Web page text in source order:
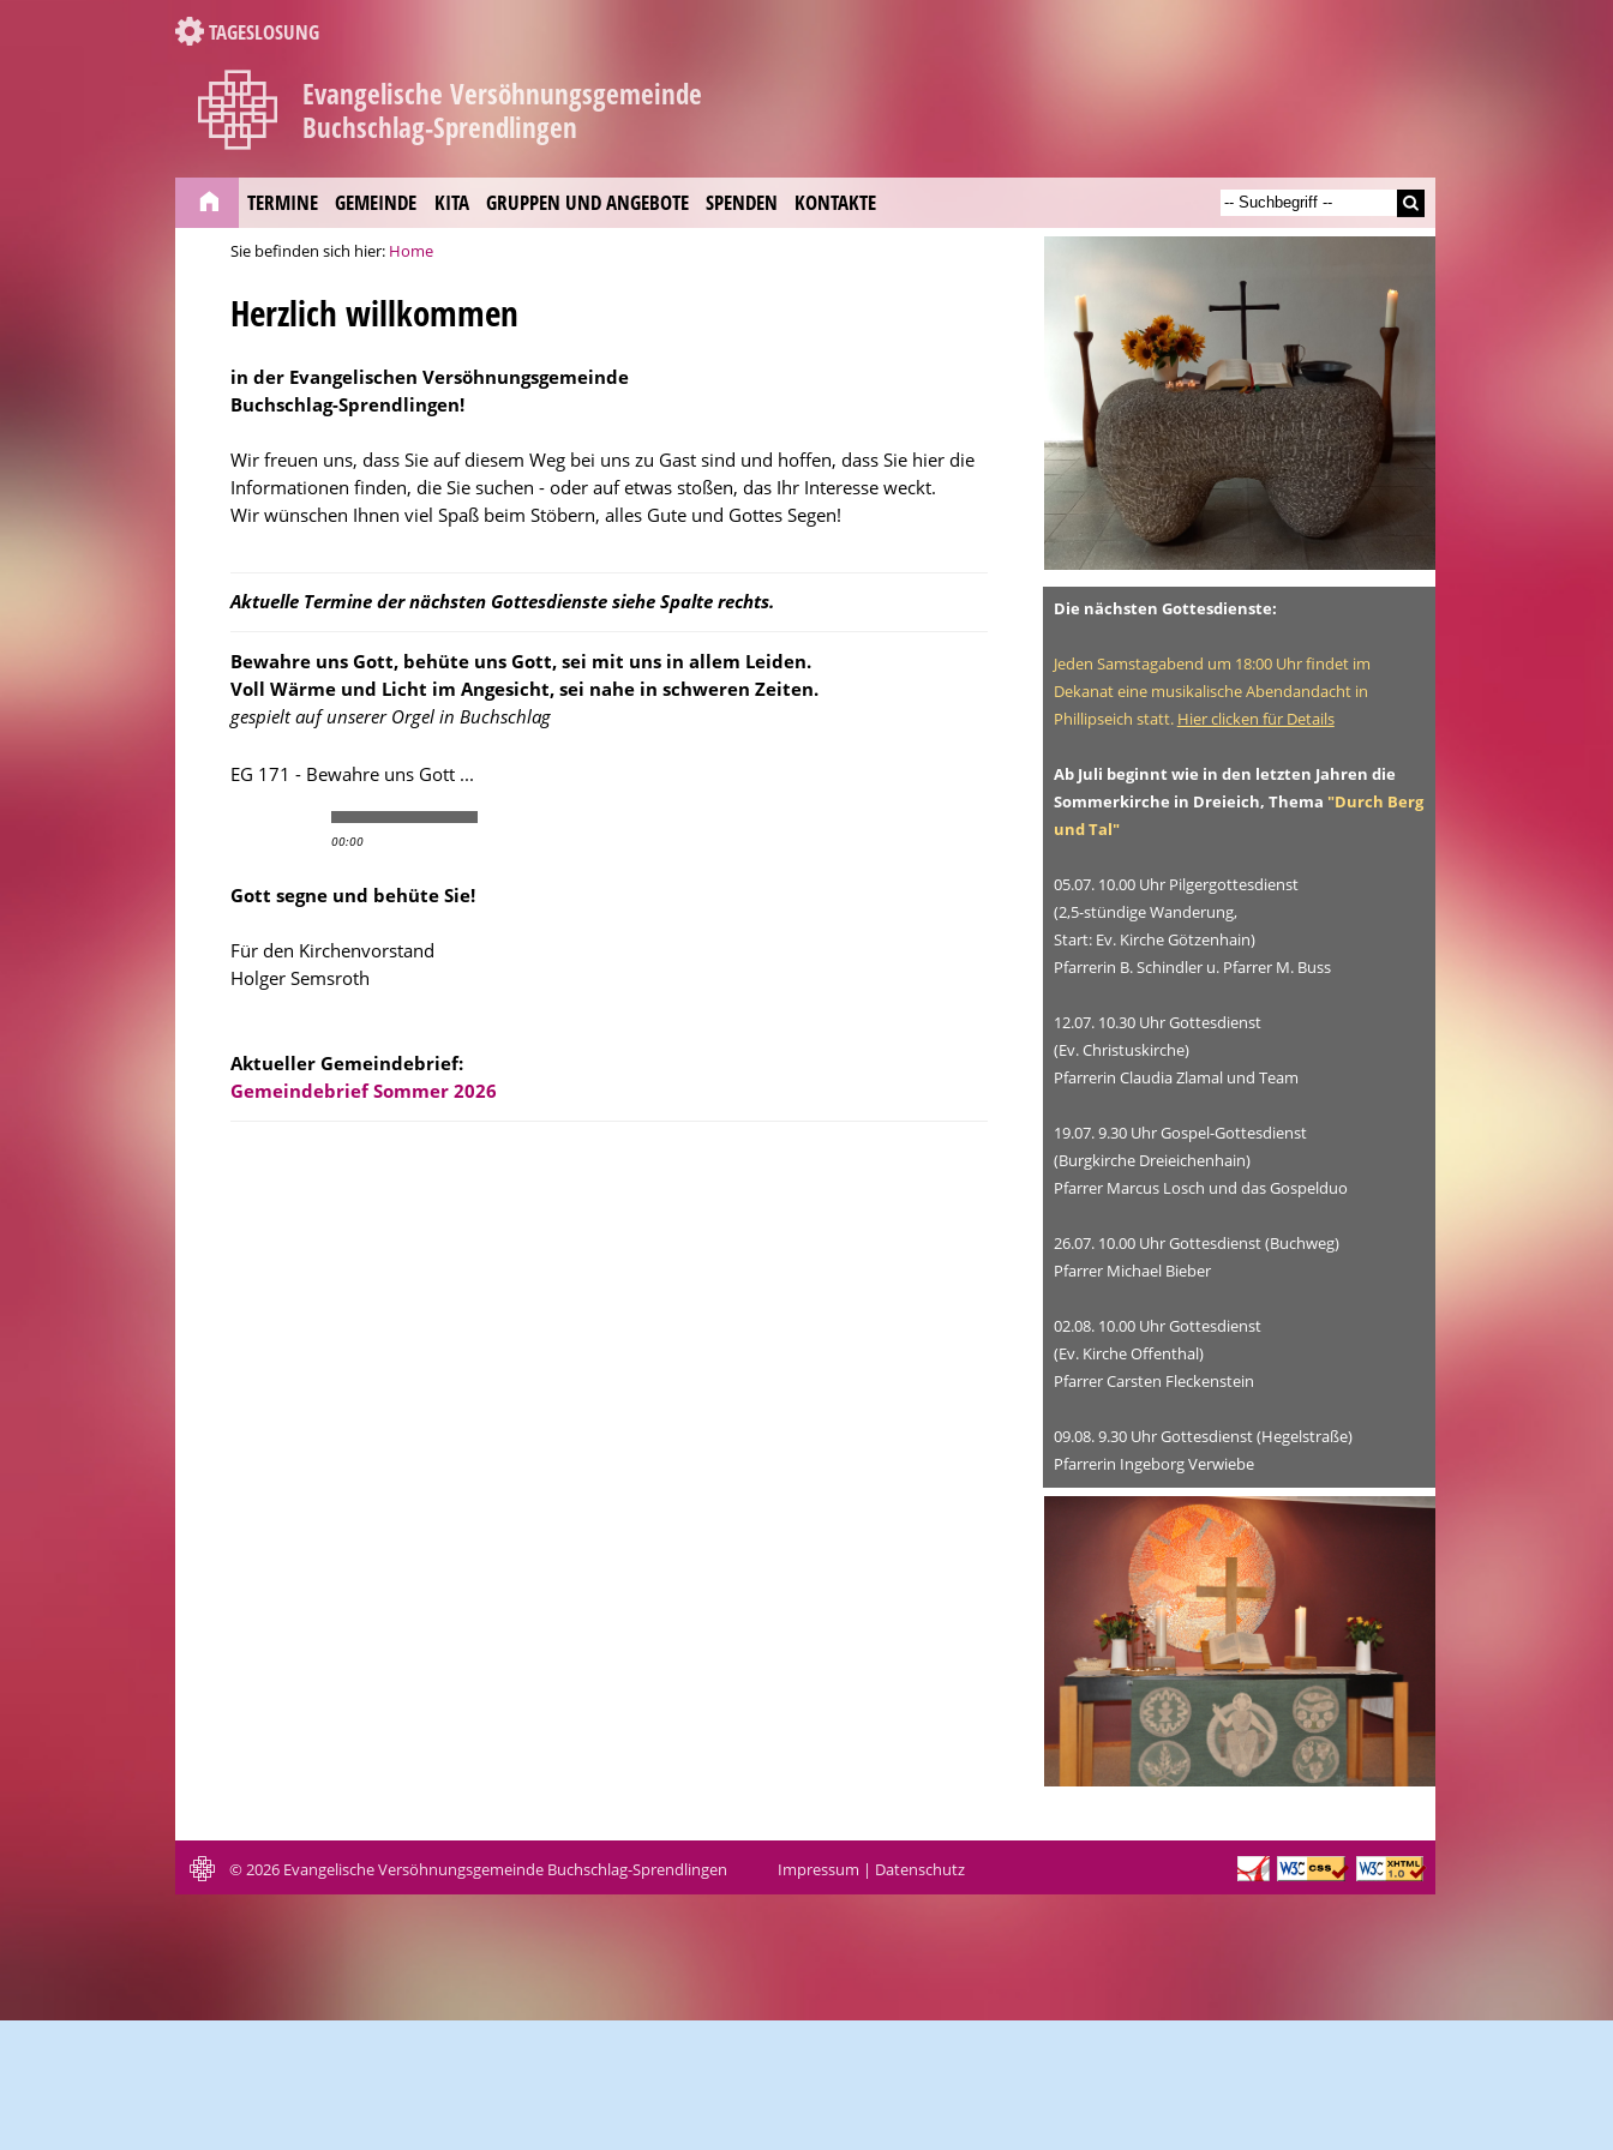
TAGESLOSUNG
Evangelische Versöhnungsgemeinde
Buchschlag-Sprendlingen
TERMINE GEMEINDE KITA GRUPPEN UND ANGEBOTE SPENDEN KONTAKTE
Sie befinden sich hier: Home
Herzlich willkommen
in der Evangelischen Versöhnungsgemeinde
Buchschlag-Sprendlingen!
Wir freuen uns, dass Sie auf diesem Weg bei uns zu Gast sind und hoffen, dass Sie hier die
Informationen finden, die Sie suchen - oder auf etwas stoßen, das Ihr Interesse weckt.
Wir wünschen Ihnen viel Spaß beim Stöbern, alles Gute und Gottes Segen!
Aktuelle Termine der nächsten Gottesdienste siehe Spalte rechts.
Bewahre uns Gott, behüte uns Gott, sei mit uns in allem Leiden.
Voll Wärme und Licht im Angesicht, sei nahe in schweren Zeiten.
gespielt auf unserer Orgel in Buchschlag
EG 171 - Bewahre uns Gott ...
00:00
Gott segne und behüte Sie!
Für den Kirchenvorstand
Holger Semsroth
Aktueller Gemeindebrief:
Gemeindebrief Sommer 2026
Die nächsten Gottesdienste:
Jeden Samstagabend um 18:00 Uhr findet im
Dekanat eine musikalische Abendandacht in
Phillipseich statt. Hier clicken für Details
Ab Juli beginnt wie in den letzten Jahren die
Sommerkirche in Dreieich, Thema "Durch Berg
und Tal"
05.07. 10.00 Uhr Pilgergottesdienst
(2,5-stündige Wanderung,
Start: Ev. Kirche Götzenhain)
Pfarrerin B. Schindler u. Pfarrer M. Buss
12.07. 10.30 Uhr Gottesdienst
(Ev. Christuskirche)
Pfarrerin Claudia Zlamal und Team
19.07. 9.30 Uhr Gospel-Gottesdienst
(Burgkirche Dreieichenhain)
Pfarrer Marcus Losch und das Gospelduo
26.07. 10.00 Uhr Gottesdienst (Buchweg)
Pfarrer Michael Bieber
02.08. 10.00 Uhr Gottesdienst
(Ev. Kirche Offenthal)
Pfarrer Carsten Fleckenstein
09.08. 9.30 Uhr Gottesdienst (Hegelstraße)
Pfarrerin Ingeborg Verwiebe
© 2026 Evangelische Versöhnungsgemeinde Buchschlag-Sprendlingen Impressum | Datenschutz